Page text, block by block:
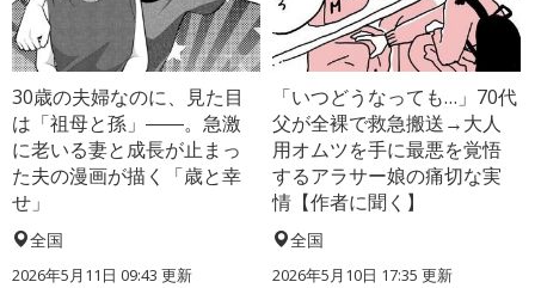
30歳の夫婦なのに、見た目
は「祖母と孫」――。急激
に老いる妻と成長が止まっ
た夫の漫画が描く「歳と幸
せ」
全国
2026年5月11日 09:43 更新
「いつどうなっても…」70代
父が全裸で救急搬送→大人
用オムツを手に最悪を覚悟
するアラサー娘の痛切な実
情【作者に聞く】
全国
2026年5月10日 17:35 更新